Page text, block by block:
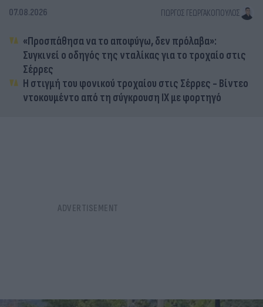
07.08.2026 ΓΙΏΡΓΟΣ ΓΕΩΡΓΑΚΌΠΟΥΛΟΣ
«Προσπάθησα να το αποφύγω, δεν πρόλαβα»:
Συγκινεί ο οδηγός της νταλίκας για το τροχαίο στις
Σέρρες
Η στιγμή του φονικού τροχαίου στις Σέρρες - Βίντεο
ντοκουμέντο από τη σύγκρουση ΙΧ με φορτηγό